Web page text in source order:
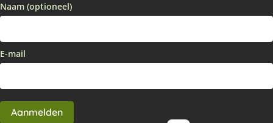
Naam (optioneel)
E-mail
Aanmelden